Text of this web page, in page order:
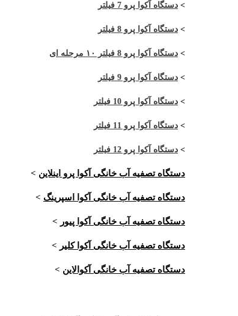
> دستگاه آکوا پرو 7 فیلتر
> دستگاه آکوا پرو 8 فیلتر
> دستگاه آکوا پرو 8 فیلتر ۱۰ مرحله ای
> دستگاه آکوا پرو 9 فیلتر
> دستگاه آکوا پرو 10 فیلتر
> دستگاه آکوا پرو 11 فیلتر
> دستگاه آکوا پرو 12 فیلتر
دستگاه تصفیه آب خانگی آکوا پرو اینلاین >
دستگاه تصفیه آب خانگی آکوا اسپرینگ >
دستگاه تصفیه آب خانگی آکوا پیور >
دستگاه تصفیه آب خانگی آکوا کلیر >
دستگاه تصفیه آب خانگی آکوالاین >